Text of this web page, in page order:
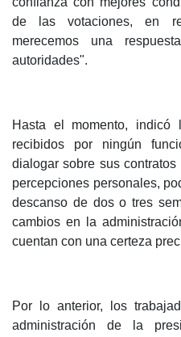
de las votaciones, en
merecemos una
autoridades".
Hasta el momento, indicó
recibidos por ningún
dialogar sobre sus
percepciones personales,
descanso de dos o tres
cambios en la
cuentan con una certeza
Por lo anterior, los
administración de la